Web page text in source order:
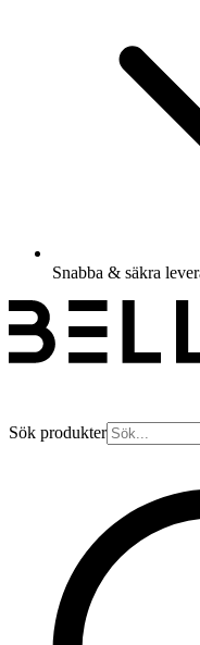
Snabba & säkra
Sök produkter